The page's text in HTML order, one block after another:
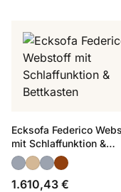
Ecksofa Federico
mit Schlaffunktion &
Bettkasten
1.610,43 €